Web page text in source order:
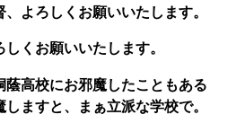
、よろしくお願いいたします。
しくお願いいたします。
蔭高校にお邪魔したこともある
ますと、まぁ立派な学校で。